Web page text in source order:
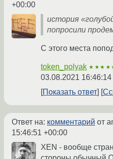
+00:00
история
попросили
С этого места
token_polyak
03.08.2021
Показать ответ
Ответ на: комментарий от
15:46:51 +00:00
XEN - вообще